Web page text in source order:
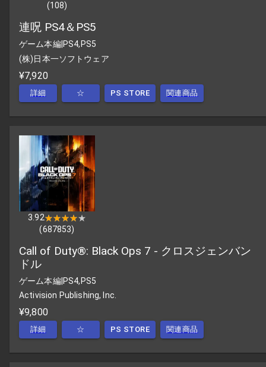
(108)
連呪 PS4＆PS5
ゲーム本編| PS4,PS5
(株)日本一ソフトウェア
¥7,920
詳細 ☆ PS STORE 関連商品
3.92★★★★★
★★★★★
(687853)
Call of Duty®: Black Ops 7 - クロスジェンバン
ドル
ゲーム本編|PS4,PS5
Activision Publishing, Inc.
¥9,800
詳細 ☆ PS STORE 関連商品